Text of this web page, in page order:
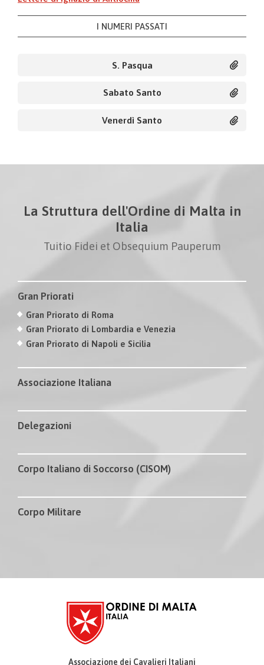
I NUMERI PASSATI
S. Pasqua
Sabato Santo
Venerdì Santo
La Struttura dell'Ordine di Malta in
Italia
Tuitio Fidei et Obsequium Pauperum
Gran Priorati
Gran Priorato di Roma
Gran Priorato di Lombardia e Venezia
Gran Priorato di Napoli e Sicilia
Associazione Italiana
Delegazioni
Corpo Italiano di Soccorso (CISOM)
Corpo Militare
Associazione dei Cavalieri Italiani